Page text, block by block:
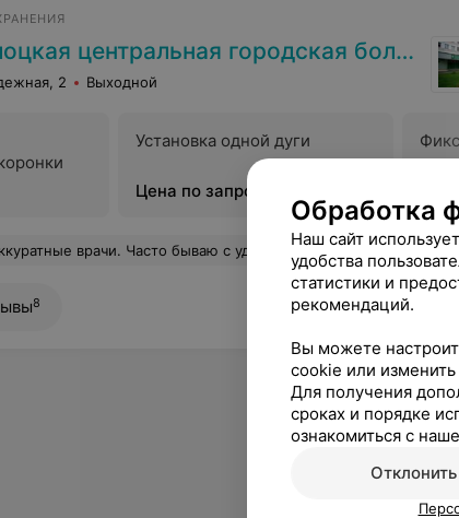
центральная городская больница
2 Выходной
Установка одной дуги
Цена по запросу
врачи. Часто бываю с удалением инородных тел из глаз.
8
Обработка
Наш сайт
удобства
статистики и
рекомендаций.
Вы можете
cookie или
Для получения
сроках и порядке
ознакомиться с
Отклонить